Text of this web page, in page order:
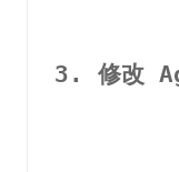
3. 修改